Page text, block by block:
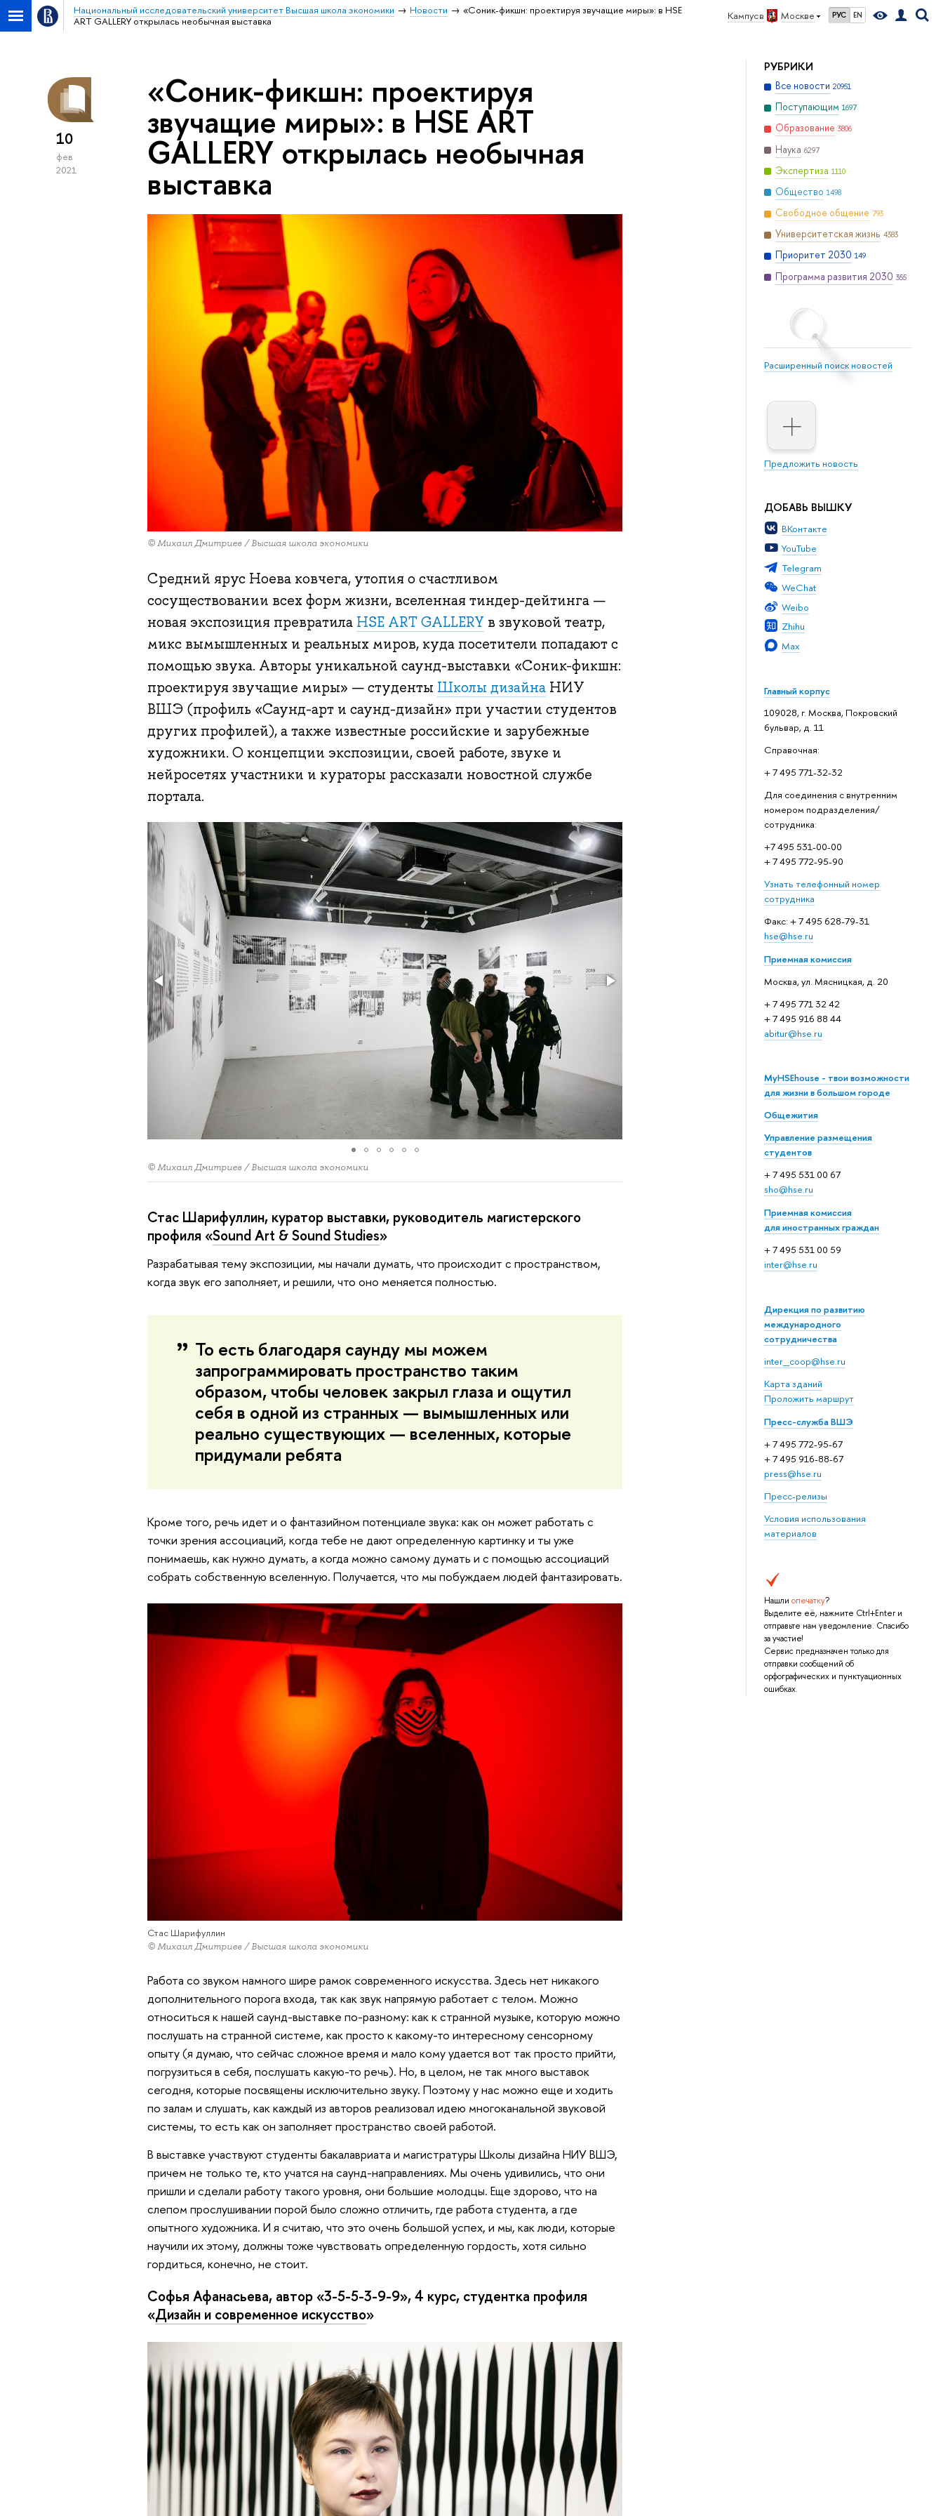
Кампус в Москве РУС EN
Национальный исследовательский университет Высшая школа экономики Новости
«Соник-фикшн: проектируя звучащие миры»: в HSE
ART GALLERY открылась необычная выставка
РУБРИКИ
Все новости 20951
Поступающим 1697
Образование 3806
Наука 6297
Экспертиза 1110
Общество 1498
Свободное общение 793
Университетская жизнь 4383
Приоритет 2030 149
Программа развития 2030 355
Расширенный поиск новостей
Предложить новость
ДОБАВЬ ВЫШКУ
ВКонтакте
YouTube
Telegram
WeChat
Weibo
Zhihu
Max
Главный корпус
109028, г. Москва, Покровский
бульвар, д. 11
Справочная:
+ 7 495 771-32-32
Для соединения с внутренним
номером подразделения/
сотрудника:
+7 495 531-00-00
+ 7 495 772-95-90
Узнать телефонный номер
сотрудника
Факс: + 7 495 628-79-31
hse@hse.ru
Приемная комиссия
Москва, ул. Мясницкая, д. 20
+ 7 495 771 32 42
+ 7 495 916 88 44
abitur@hse.ru
MyHSEhouse - твои возможности
для жизни в большом городе
Общежития
Управление размещения
студентов
+ 7 495 531 00 67
sho@hse.ru
Приемная комиссия
для иностранных граждан
+ 7 495 531 00 59
inter@hse.ru
Дирекция по развитию
международного
сотрудничества
inter_coop@hse.ru
Карта зданий
Проложить маршрут
Пресс-служба ВШЭ
+ 7 495 772-95-67
+ 7 495 916-88-67
press@hse.ru
Пресс-релизы
Условия использования
материалов
Нашли опечатку?
Выделите её, нажмите Ctrl+Enter и
отправьте нам уведомление. Спасибо
за участие!
Сервис предназначен только для
отправки сообщений об
орфографических и пунктуационных
ошибках.
10
фев
2021
«Соник-фикшн: проектируя
звучащие миры»: в HSE ART
GALLERY открылась необычная
выставка
© Михаил Дмитриев / Высшая школа экономики
Средний ярус Ноева ковчега, утопия о счастливом
сосуществовании всех форм жизни, вселенная тиндер-дейтинга —
новая экспозиция превратила HSE ART GALLERY в звуковой театр,
микс вымышленных и реальных миров, куда посетители попадают с
помощью звука. Авторы уникальной саунд-выставки «Соник-фикшн:
проектируя звучащие миры» — студенты Школы дизайнаНИУ
ВШЭ (профиль «Саунд-арт и саунд-дизайн» при участии студентов
других профилей), а также известные российские и зарубежные
художники. О концепции экспозиции, своей работе, звуке и
нейросетях участники и кураторы рассказали новостной службе
портала.
© Михаил Дмитриев / Высшая школа экономики
Стас Шарифуллин, куратор выставки, руководитель магистерского
профиля «Sound Art & Sound Studies»
Разрабатывая тему экспозиции, мы начали думать, что происходит с пространством,
когда звук его заполняет, и решили, что оно меняется полностью.
То есть благодаря саунду мы можем
запрограммировать пространство таким
образом, чтобы человек закрыл глаза и ощутил
себя в одной из странных — вымышленных или
реально существующих — вселенных, которые
придумали ребята
Кроме того, речь идет и о фантазийном потенциале звука: как он может работать с
точки зрения ассоциаций, когда тебе не дают определенную картинку и ты уже
понимаешь, как нужно думать, а когда можно самому думать и с помощью ассоциаций
собрать собственную вселенную. Получается, что мы побуждаем людей фантазировать.
Стас Шарифуллин
© Михаил Дмитриев / Высшая школа экономики
Работа со звуком намного шире рамок современного искусства. Здесь нет никакого
дополнительного порога входа, так как звук напрямую работает с телом. Можно
относиться к нашей саунд-выставке по-разному: как к странной музыке, которую можно
послушать на странной системе, как просто к какому-то интересному сенсорному
опыту (я думаю, что сейчас сложное время и мало кому удается вот так просто прийти,
погрузиться в себя, послушать какую-то речь). Но, в целом, не так много выставок
сегодня, которые посвящены исключительно звуку. Поэтому у нас можно еще и ходить
по залам и слушать, как каждый из авторов реализовал идею многоканальной звуковой
системы, то есть как он заполняет пространство своей работой.
В выставке участвуют студенты бакалавриата и магистратуры Школы дизайна НИУ ВШЭ,
причем не только те, кто учатся на саунд-направлениях. Мы очень удивились, что они
пришли и сделали работу такого уровня, они большие молодцы. Еще здорово, что на
слепом прослушивании порой было сложно отличить, где работа студента, а где
опытного художника. И я считаю, что это очень большой успех, и мы, как люди, которые
научили их этому, должны тоже чувствовать определенную гордость, хотя сильно
гордиться, конечно, не стоит.
Софья Афанасьева, автор «3-5-5-3-9-9», 4 курс, студентка профиля
«Дизайн и современное искусство»